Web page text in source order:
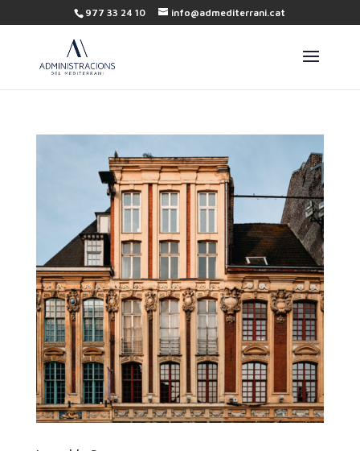
977 33 24 10 info@admediterrani.cat